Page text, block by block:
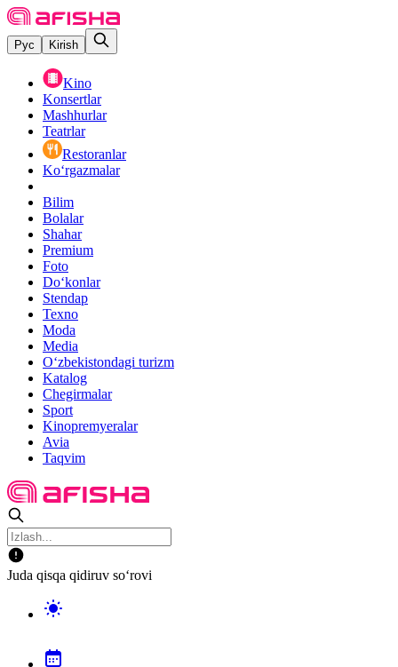
Рус Kirish
Kino
Konsertlar
Mashhurlar
Teatrlar
Restoranlar
Ko‘rgazmalar
Bilim
Bolalar
Shahar
Premium
Foto
Do‘konlar
Stendap
Texno
Moda
Media
O‘zbekistondagi turizm
Katalog
Chegirmalar
Sport
Kinopremyeralar
Avia
Taqvim
Juda qisqa qidiruv so‘rovi